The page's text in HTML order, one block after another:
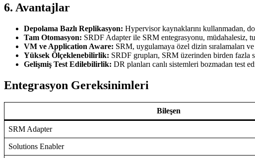
6. Avantajlar
Depolama Bazlı Replikasyon: Hypervisor kaynaklarını kullanmadan,
Tam Otomasyon: SRDF Adapter ile SRM entegrasyonu, müdahalesiz,
VM ve Application Aware: SRM, uygulamaya özel dizin sıralamaları
Yüksek Ölçeklenebilirlik: SRDF grupları, SRM üzerinden birden fazla
Gelişmiş Test Edilebilirlik: DR planları canlı sistemleri bozmadan test
Entegrasyon Gereksinimleri
Bileşen
SRM Adapter
Solutions Enabler